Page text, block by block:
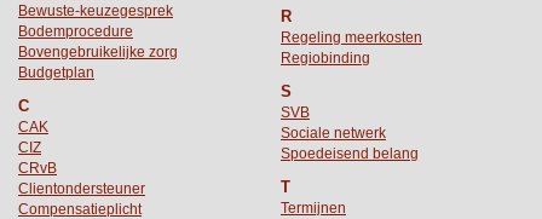
Bewuste-keuzegesprek
Bodemprocedure
Bovengebruikelijke zorg
Budgetplan
C
CAK
CIZ
CRvB
Clientondersteuner
Compensatieplicht
R
Regeling meerkosten
Regiobinding
S
SVB
Sociale netwerk
Spoedeisend belang
T
Termijnen